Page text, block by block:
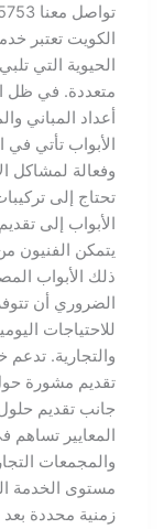
الكويت تعتبر خدمات
الحيوية التي تلبي
متعددة. في ظل التقدم
أعداد المباني
الأبواب تأتي في
وفعالة لمشاكل
تحتاج إلى تركيبات
الأبواب إلى تقديم
يتمكن الفنيون من
ذلك الأبواب
الضروري أن تتوفر
للاحتياجات اليومية
والتجارية. تدعم
تقديم مشورة حول
جانب تقديم حلول
المعايير تساهم في
والمجمعات التجارية.
مستوى الخدمة
زمنية محددة بعد